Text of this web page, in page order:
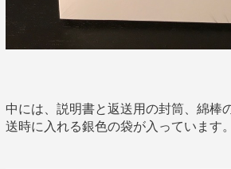
中には、説明書と返送用の封筒、綿棒
送時に入れる銀色の袋が入っています。